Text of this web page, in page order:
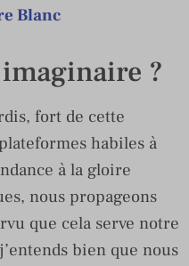
Blanc
?
fort de cette
habiles à
à la gloire
nous propageons
que cela serve notre
bien que nous